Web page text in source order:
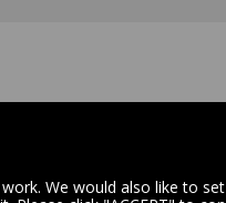
PUMPS CO., LTD
8 ,B06
We would also like to